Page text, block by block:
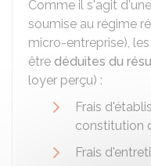
Comme il s'agit
soumise au régime
micro-entreprise),
être déduites du
loyer perçu) :
Frais
constitution
Frais